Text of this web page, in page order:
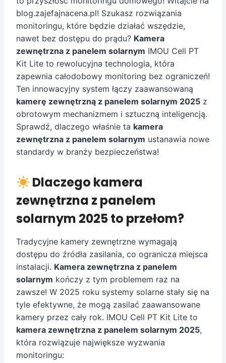
blog.zajefajnacena.pl! Szukasz rozwiązania
monitoringu, które będzie działać wszędzie,
nawet bez dostępu do prądu? Kamera
zewnętrzna z panelem solarnym IMOU Cell PT
Kit Lite to rewolucyjna technologia, która
zapewnia całodobowy monitoring bez ograniczeń!
Ten innowacyjny system łączy zaawansowaną
kamerę zewnętrzną z panelem solarnym 2025 z
obrotowym mechanizmem i sztuczną inteligencją.
Sprawdź, dlaczego właśnie ta kamera
zewnętrzna z panelem solarnym ustanawia nowe
standardy w branży bezpieczeństwa!
Dlaczego kamera
zewnętrzna z panelem
solarnym 2025 to przełom?
Tradycyjne kamery zewnętrzne wymagają
dostępu do źródła zasilania, co ogranicza miejsca
instalacji. Kamera zewnętrzna z panelem
solarnym kończy z tym problemem raz na
zawsze! W 2025 roku systemy solarne stały się na
tyle efektywne, że mogą zasilać zaawansowane
kamery przez cały rok. IMOU Cell PT Kit Lite to
kamera zewnętrzna z panelem solarnym 2025,
która rozwiązuje największe wyzwania
monitoringu: